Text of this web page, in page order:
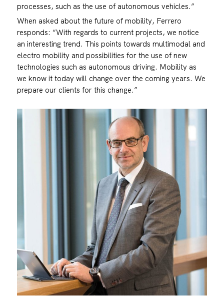
processes, such as the use of autonomous vehicles.”
When asked about the future of mobility, Ferrero
responds: “With regards to current projects, we notice
an interesting trend. This points towards multimodal and
electro mobility and possibilities for the use of new
technologies such as autonomous driving. Mobility as
we know it today will change over the coming years. We
prepare our clients for this change.”